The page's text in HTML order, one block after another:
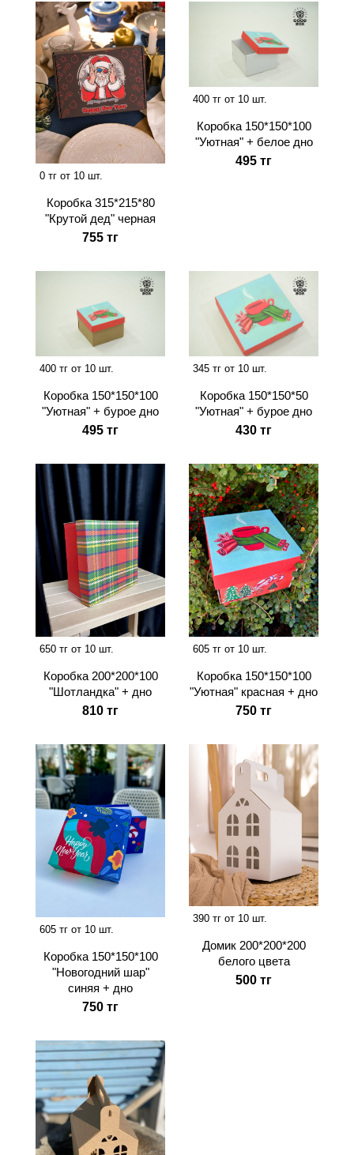
0 тг от 10 шт.
Коробка 315*215*80
"Крутой дед" черная
755 тг
400 тг от 10 шт.
Коробка 150*150*100
"Уютная" + белое дно
495 тг
400 тг от 10 шт.
Коробка 150*150*100
"Уютная" + бурое дно
495 тг
345 тг от 10 шт.
Коробка 150*150*50
"Уютная" + бурое дно
430 тг
650 тг от 10 шт.
Коробка 200*200*100
"Шотландка" + дно
810 тг
605 тг от 10 шт.
Коробка 150*150*100
"Уютная" красная + дно
750 тг
605 тг от 10 шт.
Коробка 150*150*100
"Новогодний шар"
синяя + дно
750 тг
390 тг от 10 шт.
Домик 200*200*200
белого цвета
500 тг